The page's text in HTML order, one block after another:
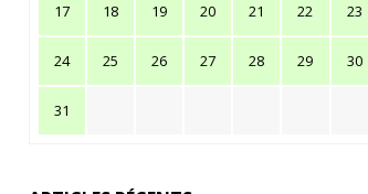
17 18 19 20 21 22 23
24 25 26 27 28 29 30
31